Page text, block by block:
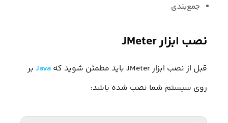
جمع‌بندی
نصب ابزار JMeter
قبل از نصب ابزار JMeter باید مطمئن شوید که Java بر
روی سیستم شما نصب شده باشد: